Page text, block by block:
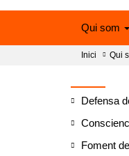
Qui som
Inici Qui
Defensa
Foment